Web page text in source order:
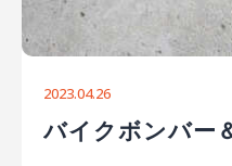
2023.04.26
バイクボンバー